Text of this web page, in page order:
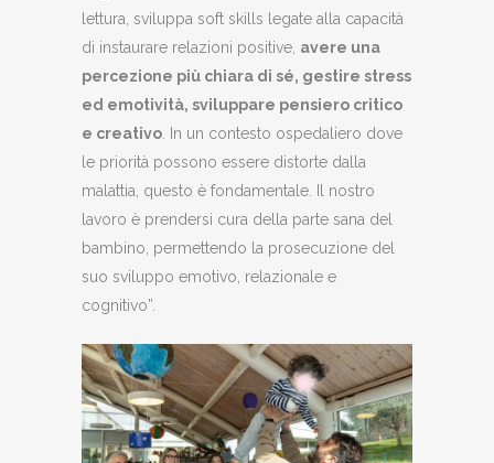
lettura, sviluppa soft skills legate alla capacità
di instaurare relazioni positive, avere una
percezione più chiara di sé, gestire stress
ed emotività, sviluppare pensiero critico
e creativo . In un contesto ospedaliero dove
le priorità possono essere distorte dalla
malattia, questo è fondamentale. Il nostro
lavoro è prendersi cura della parte sana del
bambino, permettendo la prosecuzione del
suo sviluppo emotivo, relazionale e
cognitivo”.